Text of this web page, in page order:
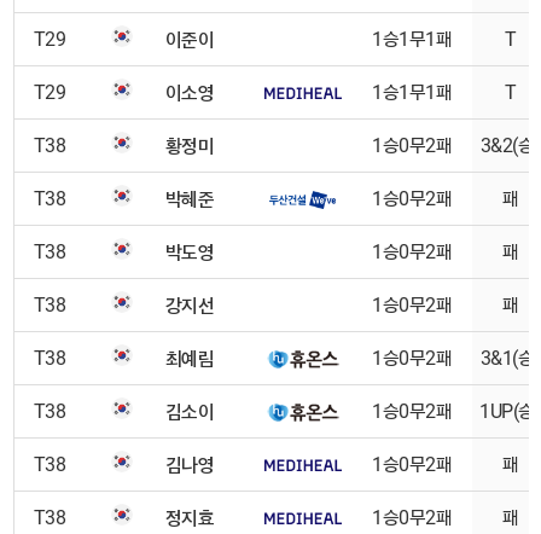
T29 이준이 1승1무1패 T
T29 이소영 1승1무1패 T
T38 황정미 1승0무2패 3&2(승)
T38 박혜준 1승0무2패 패
T38 박도영 1승0무2패 패
T38 강지선 1승0무2패 패
T38 최예림 1승0무2패 3&1(승)
T38 김소이 1승0무2패 1UP(승)
T38 김나영 1승0무2패 패
T38 정지효 1승0무2패 패